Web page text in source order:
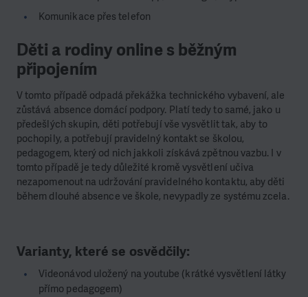
Komunikace přes telefon
Děti a rodiny online s běžným
připojením
V tomto případě odpadá překážka technického vybavení, ale
zůstává absence domácí podpory. Platí tedy to samé, jako u
předešlých skupin, děti potřebují vše vysvětlit tak, aby to
pochopily, a potřebují pravidelný kontakt se školou,
pedagogem, který od nich jakkoli získává zpětnou vazbu. I v
tomto případě je tedy důležité kromě vysvětlení učiva
nezapomenout na udržování pravidelného kontaktu, aby děti
během dlouhé absence ve škole, nevypadly ze systému zcela.
Varianty, které se osvědčily:
Videonávod uložený na youtube (krátké vysvětlení látky
přímo pedagogem)